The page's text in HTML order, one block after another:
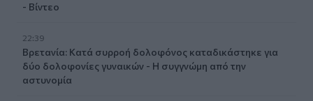
- Βίντεο
22:39
Βρετανία: Κατά συρροή δολοφόνος καταδικάστηκε για
δύο δολοφονίες γυναικών - Η συγγνώμη από την
αστυνομία